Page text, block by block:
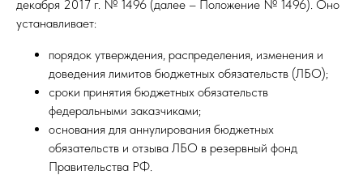
декабря 2017 г. № 1496 (далее – Положение № 1496). Оно
устанавливает:
порядок утверждения, распределения, изменения и
доведения лимитов бюджетных обязательств (ЛБО);
сроки принятия бюджетных обязательств
федеральными заказчиками;
основания для аннулирования бюджетных
обязательств и отзыва ЛБО в резервный фонд
Правительства РФ.